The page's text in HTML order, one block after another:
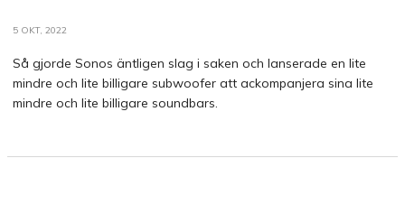
5 OKT, 2022
Så gjorde Sonos äntligen slag i saken och lanserade en lite
mindre och lite billigare subwoofer att ackompanjera sina lite
mindre och lite billigare soundbars.